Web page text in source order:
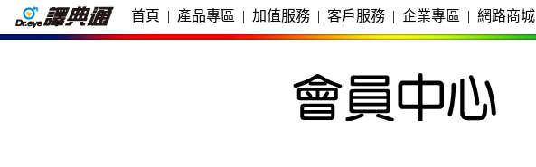
首頁 | 產品專區 | 加值服務 | 客戶服務 | 企業專區 | 網路商城